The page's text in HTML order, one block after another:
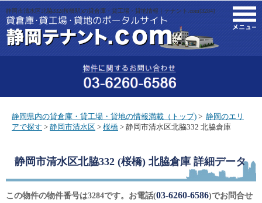
静岡市清水区北脇332(桜橋駅)の貸倉庫・貸工場・貸地情報｜テナント.com[3284]
静岡県内の貸倉庫・貸工場・貸地の情報満載（トップ) > 静岡のエリ
アで探す > 静岡市清水区 > 桜橋 > 静岡市清水区北脇332 北脇倉庫
静岡市清水区北脇332 (桜橋) 北脇倉庫 詳細データ
この物件の物件番号は3284です。お電話(03-6260-6586)でお問合せ